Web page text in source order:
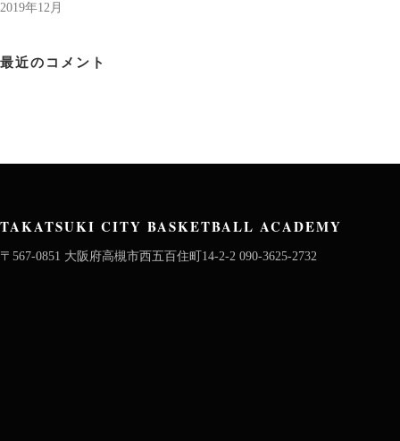
2019年12月
最近のコメント
TAKATSUKI CITY BASKETBALL ACADEMY
〒567-0851 大阪府高槻市西五百住町14-2-2 090-3625-2732